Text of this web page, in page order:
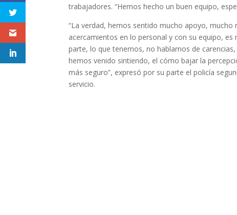
trabajadores. “Hemos hecho un buen equipo,
“La verdad, hemos sentido mucho apoyo,
acercamientos en lo personal y con su equipo,
parte, lo que tenemos, no hablamos de
hemos venido sintiendo, el cómo bajar la
más seguro”, expresó por su parte el policía
servicio.